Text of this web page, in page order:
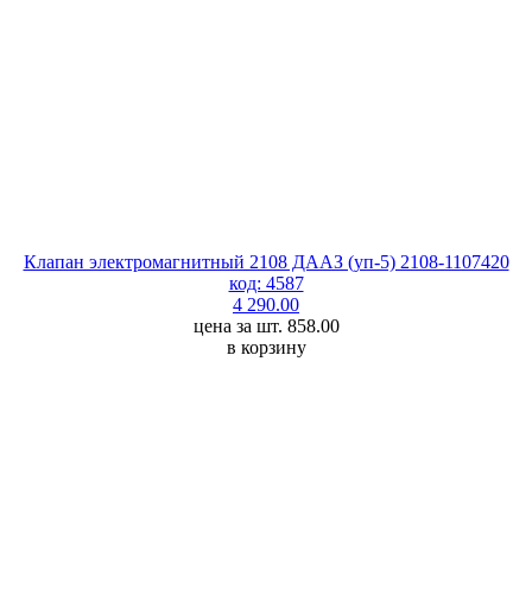
Клапан электромагнитный 2108 ДААЗ (уп-5) 2108-1107420
код: 4587
4 290.00
цена за шт. 858.00
в корзину